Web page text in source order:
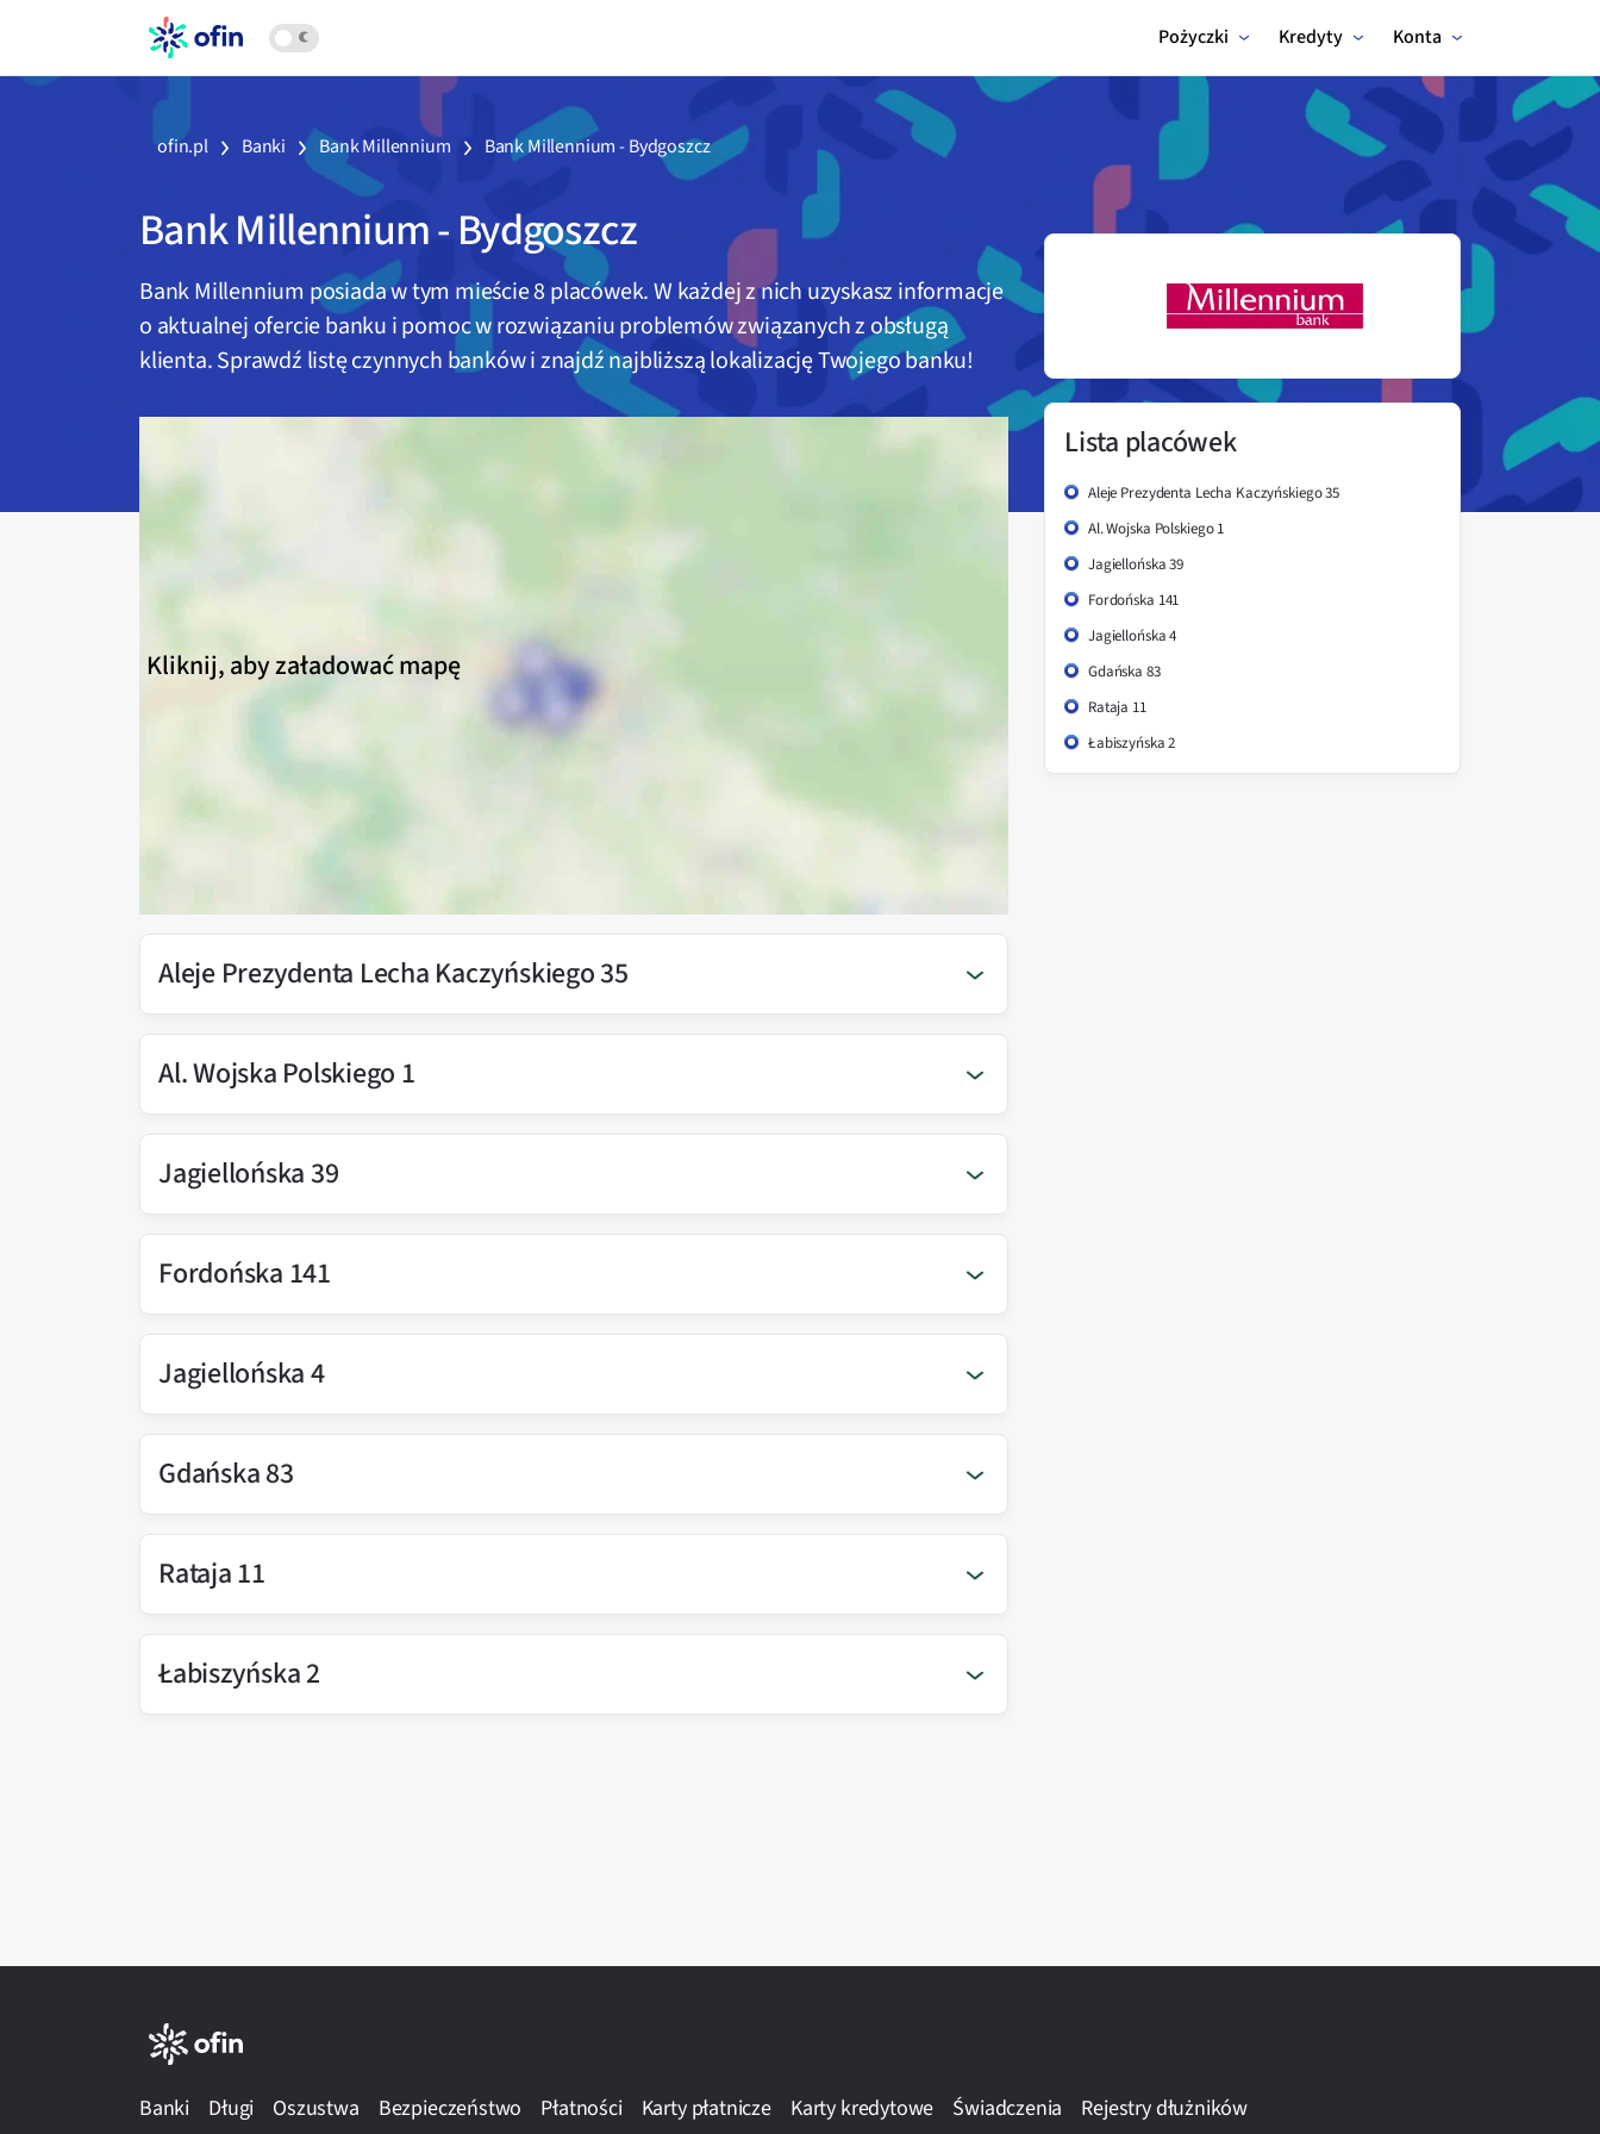
Pożyczki Kredyty Konta
ofin.pl Banki Bank Millennium Bank Millennium - Bydgoszcz
Bank Millennium-Bydgoszcz
Bank Millennium posiada w tym mieście8placówek. W każdej z nich uzyskasz informacje
o aktualnej ofercie banku i pomoc w rozwiązaniu problemów związanych z obsługą
klienta. Sprawdź listę czynnych banków i znajdź najbliższą lokalizację Twojego banku!
Kliknij, aby załadować mapę
Aleje Prezydenta Lecha Kaczyńskiego 35
Al. Wojska Polskiego 1
Jagiellońska 39
Fordońska 141
Jagiellońska 4
Gdańska 83
Rataja 11
Łabiszyńska 2
Lista placówek
Aleje Prezydenta Lecha Kaczyńskiego 35
Al. Wojska Polskiego 1
Jagiellońska 39
Fordońska 141
Jagiellońska 4
Gdańska 83
Rataja 11
Łabiszyńska 2
Banki Długi Oszustwa Bezpieczeństwo Płatności Karty płatnicze Karty kredytowe Świadczenia Rejestry dłużników